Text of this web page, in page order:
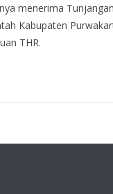
menerima
Kabupaten
THR.